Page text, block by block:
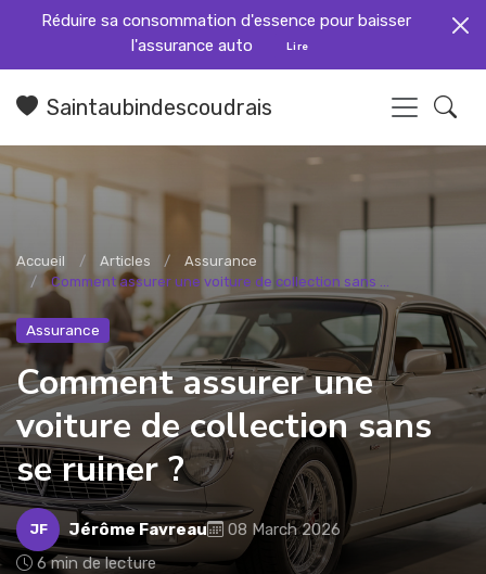
Réduire sa consommation d'essence pour baisser
l'assurance auto
Lire
Saintaubindescoudrais
Accueil Articles
Assurance
Comment assurer une voiture de collection sans ...
Assurance
Comment assurer une
voiture de collection sans
se ruiner ?
JF Jérôme Favreau
08 March 2026
6 min de lecture